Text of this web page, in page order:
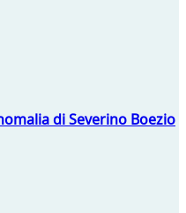
di Severino Boezio